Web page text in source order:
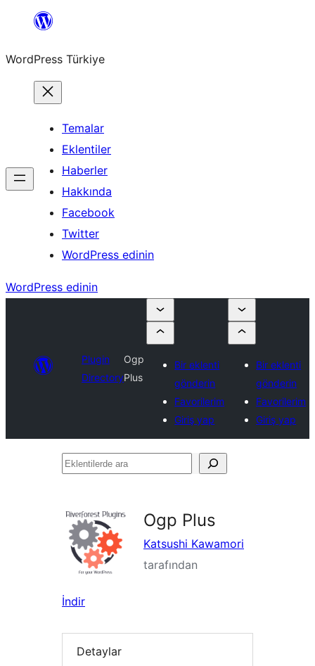
İçeriğe
WordPress Türkiye
Temalar
Eklentiler
Haberler
Hakkında
Facebook
Twitter
WordPress edinin
WordPress edinin
Plugin
Directory
Ogp
Plus
Bir eklenti
gönderin
Favorilerim
Giriş yap
Bir eklenti
gönderin
Favorilerim
Giriş yap
Eklentilerde
Ogp Plus
Katsushi Kawamori
tarafından
İndir
Detaylar